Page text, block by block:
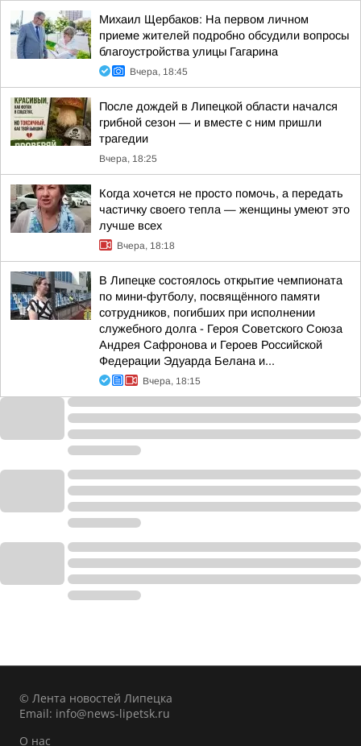
Михаил Щербаков: На первом личном
приеме жителей подробно обсудили вопросы
благоустройства улицы Гагарина
Вчера, 18:45
После дождей в Липецкой области начался
грибной сезон — и вместе с ним пришли
трагедии
Вчера, 18:25
Когда хочется не просто помочь, а передать
частичку своего тепла — женщины умеют это
лучше всех
Вчера, 18:18
В Липецке состоялось открытие чемпионата
по мини-футболу, посвящённого памяти
сотрудников, погибших при исполнении
служебного долга - Героя Советского Союза
Андрея Сафронова и Героев Российской
Федерации Эдуарда Белана и...
Вчера, 18:15
© Лента новостей Липецка
Email: info@news-lipetsk.ru
О нас